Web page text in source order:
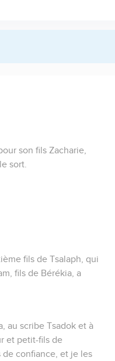
son fils Zacharie,
sort.
fils de Tsalaph, qui
fils de Bérékia, a
au scribe Tsadok et à
et petit-fils de
de confiance, et je les